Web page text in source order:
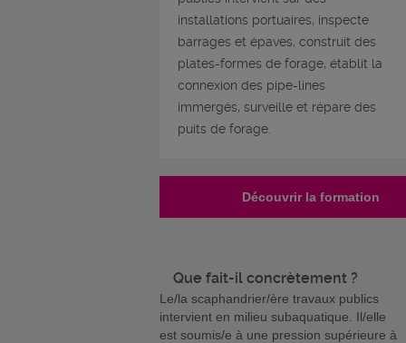
installations portuaires, inspecte
barrages et épaves, construit des
plates-formes de forage, établit la
connexion des pipe-lines
immergés, surveille et répare des
puits de forage.
Découvrir la formation
Que fait-il concrètement ?
Le/la scaphandrier/ère travaux publics
intervient en milieu subaquatique. Il/elle
est soumis/e à une pression supérieure à